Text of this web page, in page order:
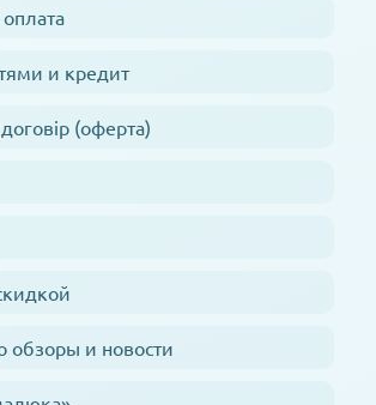
и кредит
(оферта)
обзоры и новости